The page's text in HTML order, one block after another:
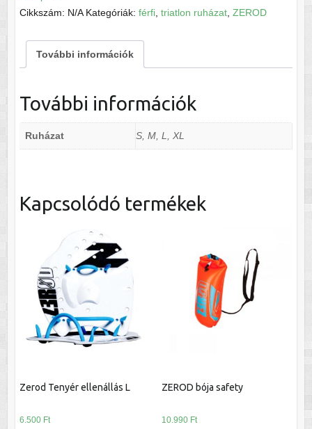
(smoke
mennyiség
Cikkszám: N/A Kategóriák: férfi, triatlon ruházat, ZEROD
További információk
További információk
Ruházat S, M, L, XL
Kapcsolódó termékek
Zerod Tenyér ellenállás L
6.500 Ft
ZEROD bója safety
10.990 Ft